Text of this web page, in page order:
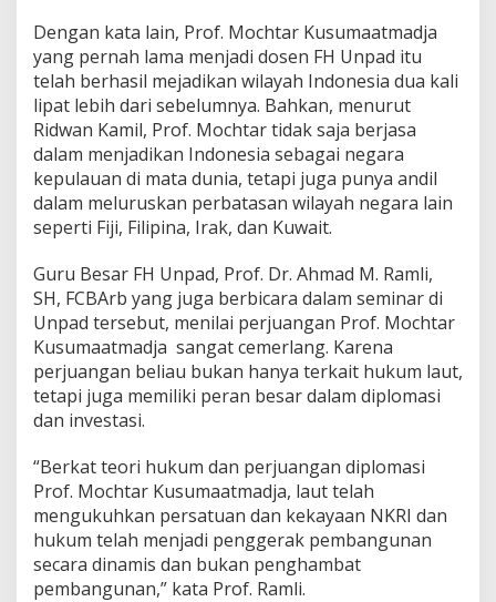
Dengan kata lain, Prof. Mochtar Kusumaatmadja
yang pernah lama menjadi dosen FH Unpad itu
telah berhasil mejadikan wilayah Indonesia dua kali
lipat lebih dari sebelumnya. Bahkan, menurut
Ridwan Kamil, Prof. Mochtar tidak saja berjasa
dalam menjadikan Indonesia sebagai negara
kepulauan di mata dunia, tetapi juga punya andil
dalam meluruskan perbatasan wilayah negara lain
seperti Fiji, Filipina, Irak, dan Kuwait.
Guru Besar FH Unpad, Prof. Dr. Ahmad M. Ramli,
SH, FCBArb yang juga berbicara dalam seminar di
Unpad tersebut, menilai perjuangan Prof. Mochtar
Kusumaatmadja sangat cemerlang. Karena
perjuangan beliau bukan hanya terkait hukum laut,
tetapi juga memiliki peran besar dalam diplomasi
dan investasi.
“Berkat teori hukum dan perjuangan diplomasi
Prof. Mochtar Kusumaatmadja, laut telah
mengukuhkan persatuan dan kekayaan NKRI dan
hukum telah menjadi penggerak pembangunan
secara dinamis dan bukan penghambat
pembangunan,” kata Prof. Ramli.